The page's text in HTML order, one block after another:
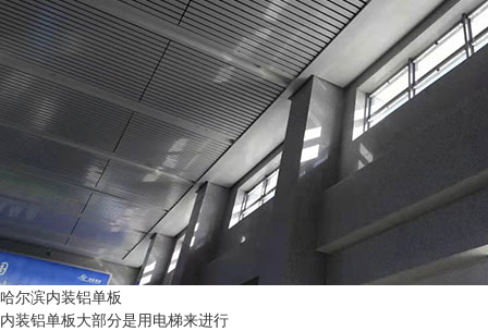
哈尔滨内装铝单板
内装铝单板大部分是用电梯来进行